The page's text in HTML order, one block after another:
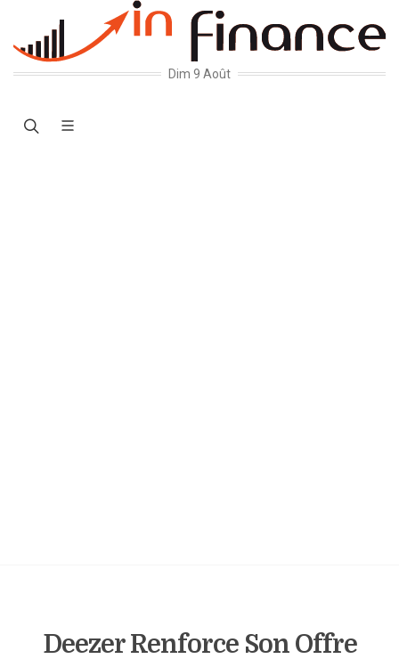
Dim 9 Août
Deezer Renforce Son Offre